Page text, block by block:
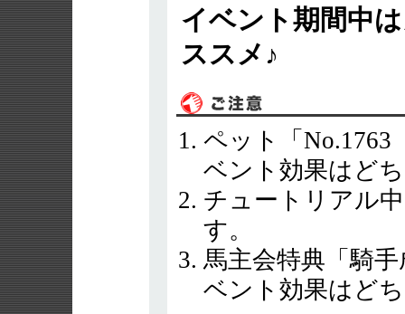
イベント期間中
ススメ♪
ペット「
ベント効果はど
チュートリアル
す。
馬主会特典「騎
ベント効果はど